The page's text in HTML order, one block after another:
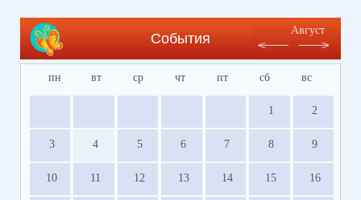
События
Август
пн вт ср чт пт сб вс
1 2
3 4 5 6 7 8 9
10 11 12 13 14 15 16